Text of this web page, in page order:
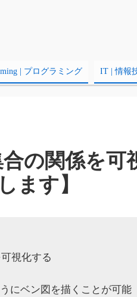
| プログラミング IT | 情報
の関係を可
ます】
視化する
にベン図を描くことが可能